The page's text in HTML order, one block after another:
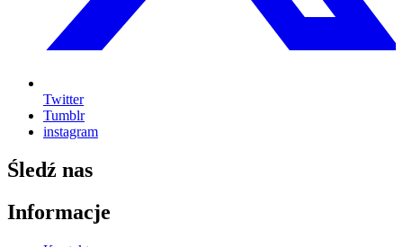
Twitter
Tumblr
instagram
Śledź nas
Informacje